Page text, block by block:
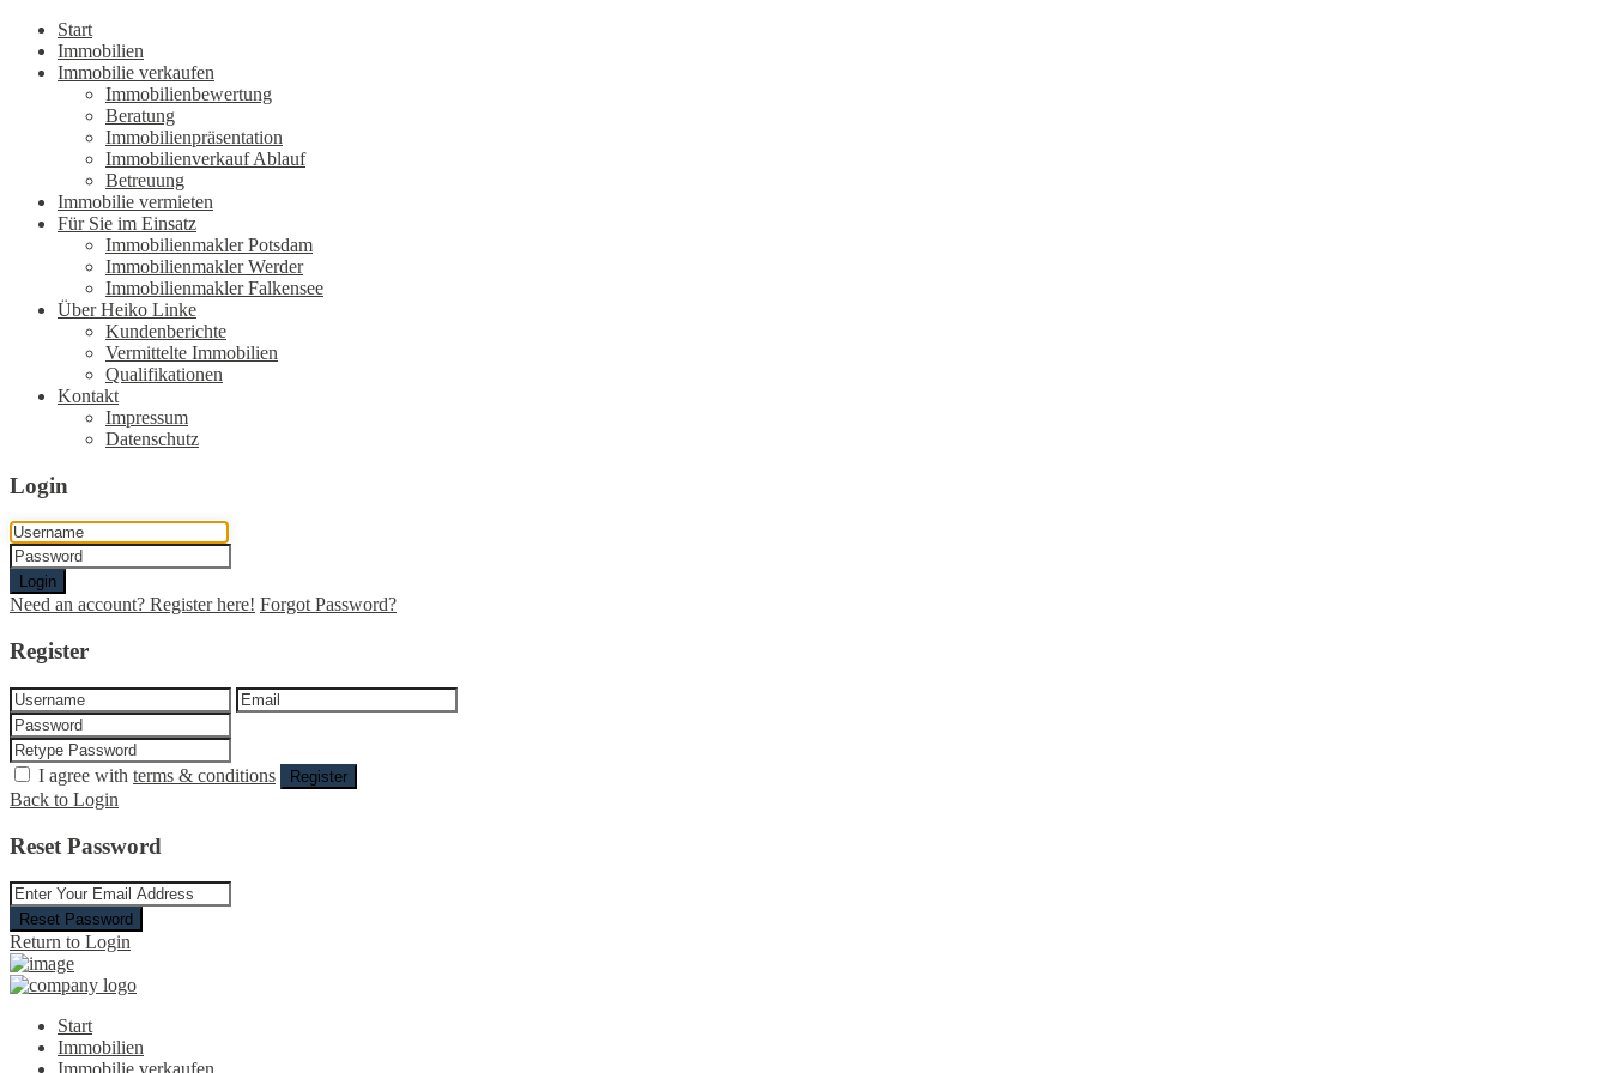
Start
Immobilien
Immobilie verkaufen
Immobilienbewertung
Beratung
Immobilienpräsentation
Immobilienverkauf Ablauf
Betreuung
Immobilie vermieten
Für Sie im Einsatz
Immobilienmakler Potsdam
Immobilienmakler Werder
Immobilienmakler Falkensee
Über Heiko Linke
Kundenberichte
Vermittelte Immobilien
Qualifikationen
Kontakt
Impressum
Datenschutz
Login
Login
Need an account? Register here! Forgot Password?
Register
I agree with terms & conditions Register
Back to Login
Reset Password
Reset Password
Return to Login
Start
Immobilien